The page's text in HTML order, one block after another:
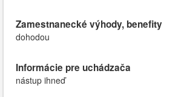
Zamestnanecké výhody, benefity
dohodou
Informácie pre uchádzača
nástup ihneď